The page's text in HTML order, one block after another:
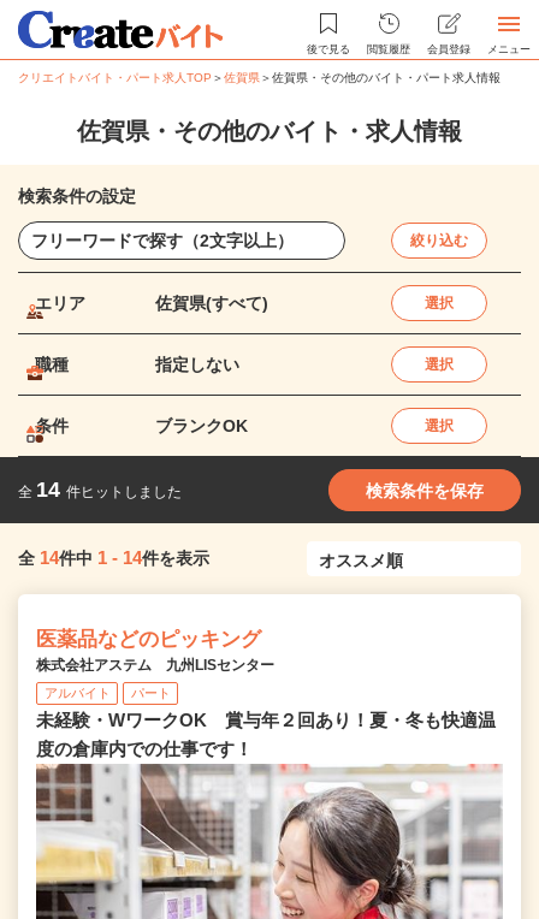
後で見る 閲覧履歴 会員登録 メニュー
クリエイトバイト・パート求人TOP ＞佐賀県＞佐賀県・その他のバイト・パート求人情報
佐賀県・その他のバイト・求人情報
検索条件の設定
絞り込む
エリア 佐賀県(すべて) 選択
職種 指定しない 選択
条件 ブランクOK 選択
全 14 件ヒットしました 検索条件を保存
全 14件中 1 - 14件を表示
医薬品などのピッキング
株式会社アステム 九州LISセンター
アルバイト パート
未経験・WワークOK 賞与年２回あり！夏・冬も快適温
度の倉庫内での仕事です！